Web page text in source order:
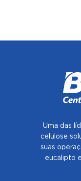
Uma das
celulose
suas
eucalipto